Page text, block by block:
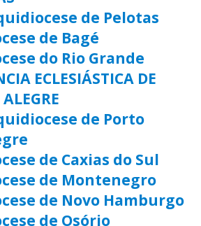
de Pelotas
de Bagé
do Rio Grande
ECLESIÁSTICA DE
de Porto
de Caxias do Sul
de Montenegro
de Novo Hamburgo
de Osório